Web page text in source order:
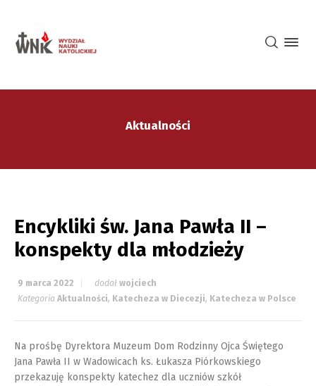
Aktualności
Encykliki św. Jana Pawła II –
konspekty dla młodzieży
9 marca 2022 dodał wojciech
Kategoria Aktualności, Katecheza w Diecezji, Katecheza w Polsce
Na prośbę Dyrektora Muzeum Dom Rodzinny Ojca Świętego
Jana Pawła II w Wadowicach ks. Łukasza Piórkowskiego
przekazuję konspekty katechez dla uczniów szkół